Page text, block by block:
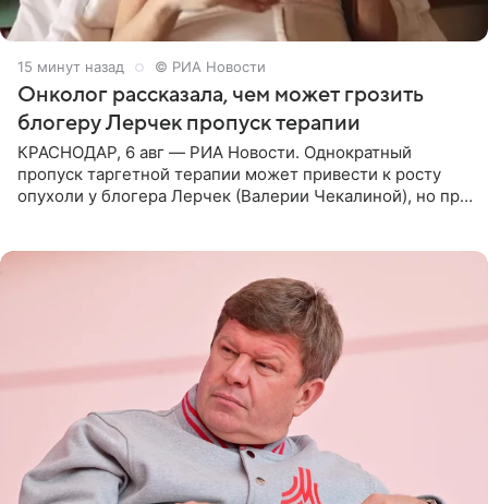
16 минут назад © РИА Новости
Онколог рассказала, чем может грозить
блогеру Лерчек пропуск терапии
КРАСНОДАР, 6 авг — РИА Новости. Однократный
пропуск таргетной терапии может привести к росту
опухоли у блогера Лерчек (Валерии Чекалиной), но при